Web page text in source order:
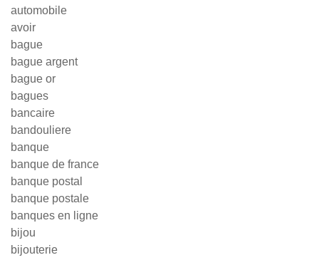
automobile
avoir
bague
bague argent
bague or
bagues
bancaire
bandouliere
banque
banque de france
banque postal
banque postale
banques en ligne
bijou
bijouterie